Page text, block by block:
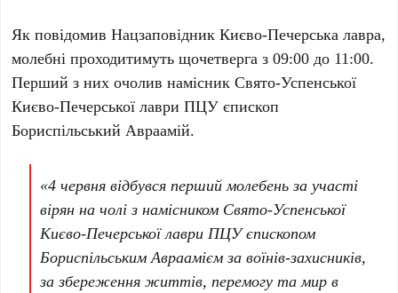
Як повідомивНацзаповідник Києво-Печерська лавра,
молебні проходитимуть щочетвергаз 09:00 до 11:00.
Перший з них очолив намісник Свято-Успенської
Києво-Печерської лаври ПЦУєпископ
Бориспільський Авраамій.
«4 червня відбувся перший молебень за участі
вірян на чолі з намісником Свято-Успенської
Києво-Печерської лаври ПЦУ єпископом
Бориспільським Авраамієм за воїнів-захисників,
за збереження життів, перемогу та мир в